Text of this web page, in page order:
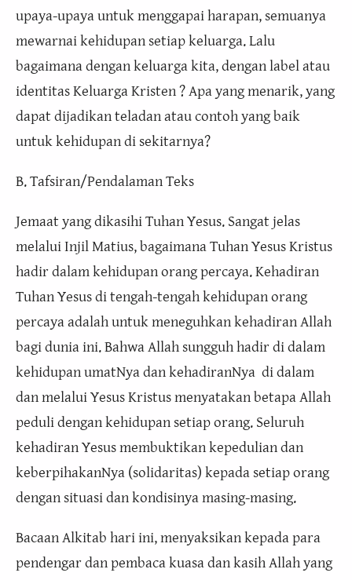
upaya-upaya untuk menggapai harapan, semuanya
mewarnai kehidupan setiap keluarga. Lalu
bagaimana dengan keluarga kita, dengan label atau
identitas Keluarga Kristen ? Apa yang menarik, yang
dapat dijadikan teladan atau contoh yang baik
untuk kehidupan di sekitarnya?
B. Tafsiran/Pendalaman Teks
Jemaat yang dikasihi Tuhan Yesus. Sangat jelas
melalui Injil Matius, bagaimana Tuhan Yesus Kristus
hadir dalam kehidupan orang percaya. Kehadiran
Tuhan Yesus di tengah-tengah kehidupan orang
percaya adalah untuk meneguhkan kehadiran Allah
bagi dunia ini. Bahwa Allah sungguh hadir di dalam
kehidupan umatNya dan kehadiranNya di dalam
dan melalui Yesus Kristus menyatakan betapa Allah
peduli dengan kehidupan setiap orang. Seluruh
kehadiran Yesus membuktikan kepedulian dan
keberpihakanNya (solidaritas) kepada setiap orang
dengan situasi dan kondisinya masing-masing.
Bacaan Alkitab hari ini, menyaksikan kepada para
pendengar dan pembaca kuasa dan kasih Allah yang